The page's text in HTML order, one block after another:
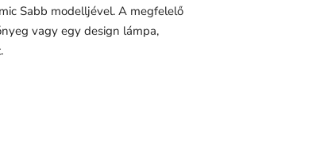
Sabb modelljével. A megfelelő
vagy egy design lámpa,